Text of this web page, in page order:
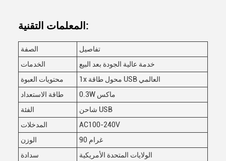
المعلمات التقنية:
الصفة
تفاصيل
الخدمات
خدمة عالية الجودة بعد البيع
محتويات العبوة
1x محول طاقة USB العالمي
طاقة الاستعداد
0.3W ماكس
الفئة
شاحن USB
المدخلات
AC100-240V
الوزن
90 غرام
سدادة
الولايات المتحدة الأمريكية